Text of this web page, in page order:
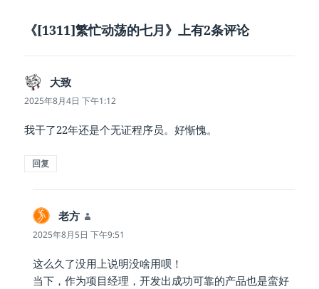
《[1311]繁忙动荡的七月》上有2条评论
大致
道：
2025年8月4日 下午1:12
我干了22年还是个无证程序员。好惭愧。
回复
老方
道：
2025年8月5日 下午9:51
这么久了没用上说明没啥用呗！
当下，作为项目经理，开发出成功可靠的产品也是蛮好